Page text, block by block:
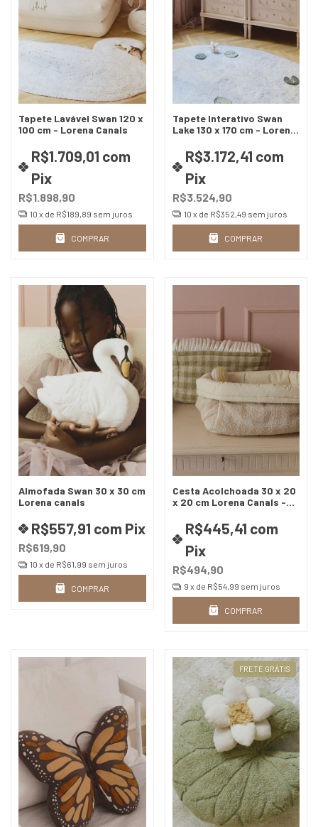
Tapete Lavável Swan 120 x
100 cm - Lorena Canals
R$1.898,90
R$1.709,01 com
Pix
10 x de R$189,89 sem juros
COMPRAR
Tapete Interativo Swan
Lake 130 x 170 cm - Lorena
R$3.524,90
R$3.172,41 com
Pix
10 x de R$352,49 sem juros
COMPRAR
Almofada Swan 30 x 30 cm
Lorena canals
R$619,90
R$557,91 com Pix
10 x de R$61,99 sem juros
COMPRAR
Cesta Acolchoada 30 x 20
x 20 cm Lorena Canals -2
R$494,90
R$445,41 com
Pix
9 x de R$54,99 sem juros
COMPRAR
FRETE GRÁTIS